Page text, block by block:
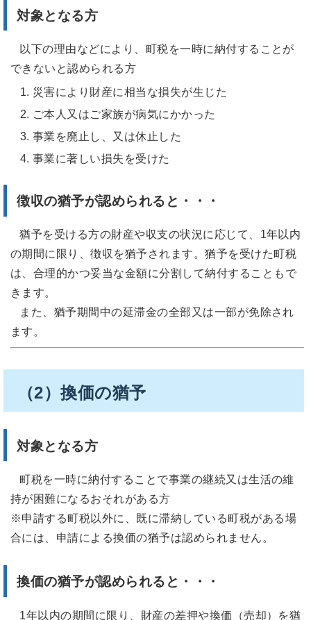
対象となる方
以下の理由などにより、町税を一時に納付することが
できないと認められる方
災害により財産に相当な損失が生じた
ご本人又はご家族が病気にかかった
事業を廃止し、又は休止した
事業に著しい損失を受けた
徴収の猶予が認められると・・・
猶予を受ける方の財産や収支の状況に応じて、1年以内
の期間に限り、徴収を猶予されます。猶予を受けた町税
は、合理的かつ妥当な金額に分割して納付することもで
きます。
また、猶予期間中の延滞金の全部又は一部が免除され
ます。
（2）換価の猶予
対象となる方
町税を一時に納付することで事業の継続又は生活の維
持が困難になるおそれがある方
※申請する町税以外に、既に滞納している町税がある場
合には、申請による換価の猶予は認められません。
換価の猶予が認められると・・・
1年以内の期間に限り、財産の差押や換価（売却）を猶